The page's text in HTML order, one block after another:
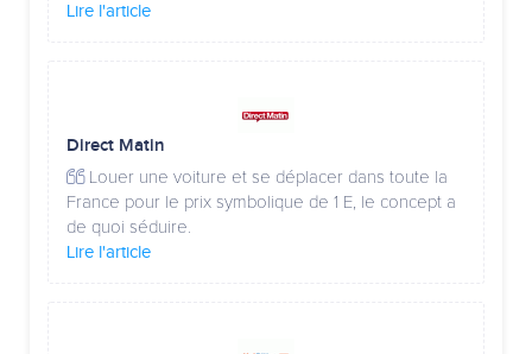
Lire l'article
Direct Matin
Louer une voiture et se déplacer dans toute la
France pour le prix symbolique de 1 E, le concept a
de quoi séduire.
Lire l'article